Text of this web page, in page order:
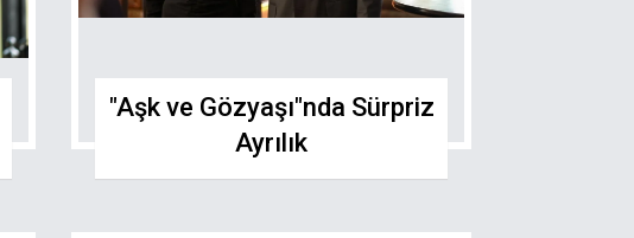
"Aşk ve Gözyaşı"nda Sürpriz
Ayrılık